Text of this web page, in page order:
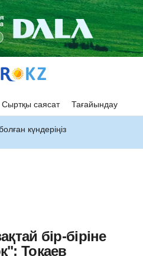
Сыртқы саясат Тағайындау
күндеріңіз
бір-біріне
Тоқаев